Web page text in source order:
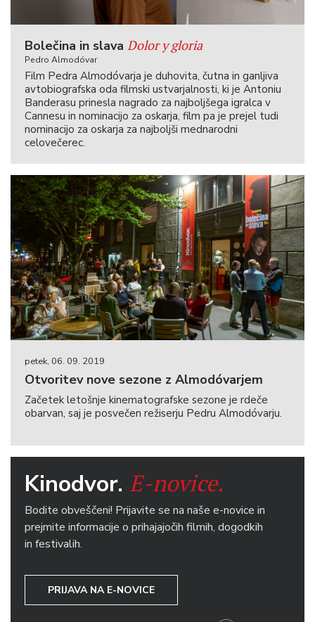
Bolečina in slava Dolor y gloria
Pedro Almodóvar
Film Pedra Almodóvarja je duhovita, čutna in ganljiva
avtobiografska oda filmski ustvarjalnosti, ki je Antoniu
Banderasu prinesla nagrado za najboljšega igralca v
Cannesu in nominacijo za oskarja, film pa je prejel tudi
nominacijo za oskarja za najboljši mednarodni
celovečerec.
petek, 06. 09. 2019
Otvoritev nove sezone z Almodóvarjem
Začetek letošnje kinematografske sezone je rdeče
obarvan, saj je posvečen režiserju Pedru Almodóvarju.
Kinodvor. E-novice.
Bodite obveščeni! Prijavite se na naše e-novice in
prejmite informacije o prihajajočih filmih, dogodkih
in festivalih.
PRIJAVA NA E-NOVICE